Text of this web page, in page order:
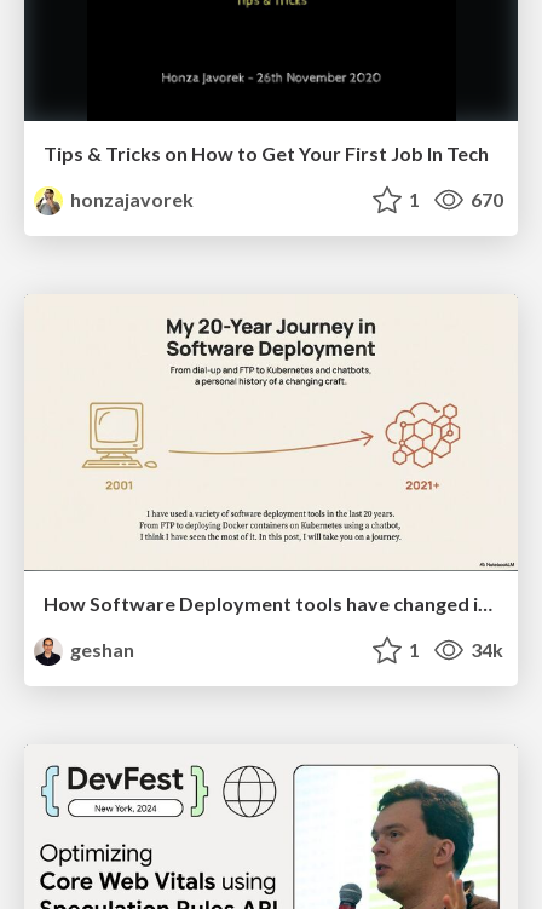
Tips & Tricks on How to Get Your First Job In Tech
honzajavorek
1 670
How Software Deployment tools have changed in the past 20 years
geshan
1 34k